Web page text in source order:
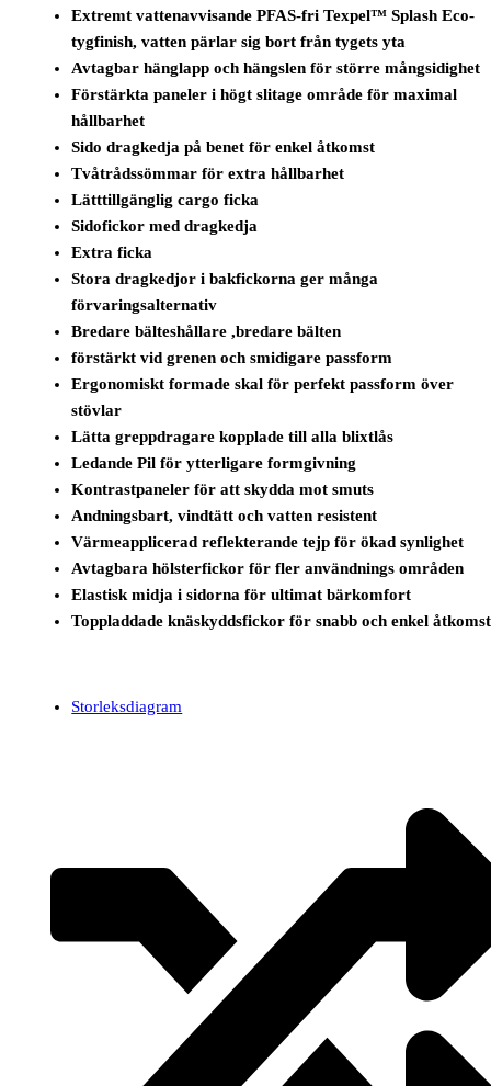
Extremt vattenavvisande PFAS-fri Texpel™ Splash Eco-
tygfinish, vatten pärlar sig bort från tygets yta
Avtagbar hänglapp och hängslen för större mångsidighet
Förstärkta paneler i högt slitage område för maximal
hållbarhet
Sido dragkedja på benet för enkel åtkomst
Tvåtrådssömmar för extra hållbarhet
Lätttillgänglig cargo ficka
Sidofickor med dragkedja
Extra ficka
Stora dragkedjor i bakfickorna ger många
förvaringsalternativ
Bredare bälteshållare ,bredare bälten
förstärkt vid grenen och smidigare passform
Ergonomiskt formade skal för perfekt passform över
stövlar
Lätta greppdragare kopplade till alla blixtlås
Ledande Pil för ytterligare formgivning
Kontrastpaneler för att skydda mot smuts
Andningsbart, vindtätt och vatten resistent
Värmeapplicerad reflekterande tejp för ökad synlighet
Avtagbara hölsterfickor för fler användnings områden
Elastisk midja i sidorna för ultimat bärkomfort
Toppladdade knäskyddsfickor för snabb och enkel åtkomst
Storleksdiagram